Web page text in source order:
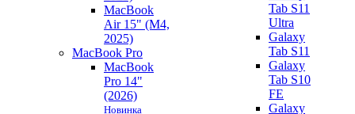
MacBook
Air 15" (M4,
2025)
MacBook Pro
MacBook
Pro 14"
(2026)
Новинка
Tab S11
Ultra
Galaxy
Tab S11
Galaxy
Tab S10
FE
Galaxy